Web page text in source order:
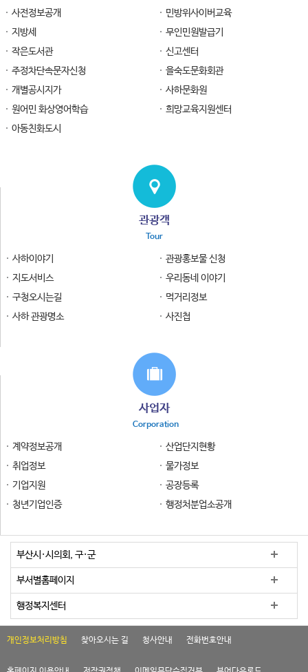
사전정보공개
민방위사이버교육
지방세
무인민원발급기
작은도서관
신고센터
주정차단속문자신청
을숙도문화회관
개별공시지가
사하문화원
원어민 화상영어학습
희망교육지원센터
아동친화도시
관광객
Tour
사하이야기
관광홍보물 신청
지도서비스
우리동네 이야기
구청오시는길
먹거리정보
사하 관광명소
사진첩
사업자
Corporation
계약정보공개
산업단지현황
취업정보
물가정보
기업지원
공장등록
청년기업인증
행정처분업소공개
부산시·시의회, 구·군
부서별홈페이지
행정복지센터
개인정보처리방침 찾아오시는 길 청사안내 전화번호안내